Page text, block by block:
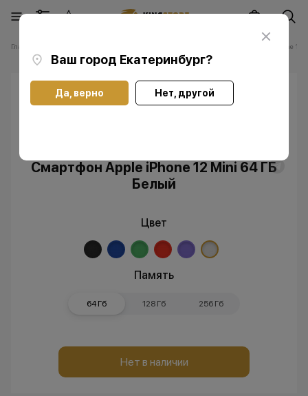
Ваш город Екатеринбург?
Да, верно Нет, другой
Главная Смартфоны Apple iPhone 12
Смартфон Apple iPhone 12 Mini 64 ГБ
Белый
Цвет
Память
64 Гб 128 Гб 256 Гб
Нет в наличии